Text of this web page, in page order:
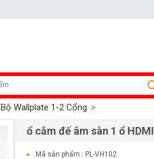
Bộ Wallplate 1-2 Cổng
ổ cắm đế âm sàn 1 ổ
Mã sản phẩm : PL-VH102